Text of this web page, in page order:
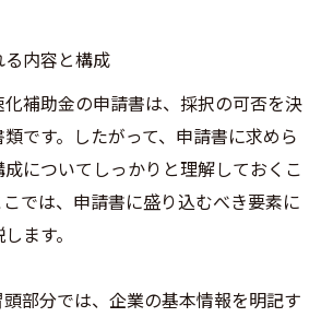
内容と構成
補助金の申請書は、採択の可否を決
です。したがって、申請書に求めら
についてしっかりと理解しておくこ
では、申請書に盛り込むべき要素に
ます。
部分では、企業の基本情報を明記す